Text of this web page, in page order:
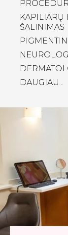
KAPILIARŲ
ŠALINIMAS
DAUGIAU...